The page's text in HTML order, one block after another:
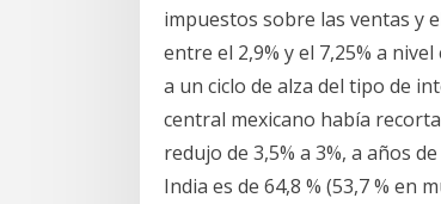
impuestos sobre las ventas y
entre el 2,9% y el 7,25% a
a un ciclo de alza del tipo de
central mexicano había
redujo de 3,5% a 3%, a años
India es de 64,8 % (53,7 % en